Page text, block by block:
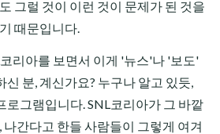
그럴 것이 이런 것이 문제가 된 것을
때문입니다.
리아를 보면서 이게 '뉴스'나 '보도'
분, 계신가요? 누구나 알고 있듯,
로그램입니다. SNL코리아가 그 바깥
나간다고 한들 사람들이 그렇게 여겨